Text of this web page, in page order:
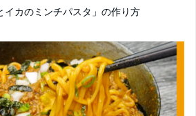
イカのミンチパスタ」の作り方